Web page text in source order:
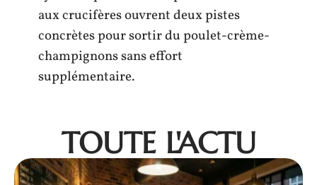
aux crucifères ouvrent deux pistes
concrètes pour sortir du poulet-crème-
champignons sans effort
supplémentaire.
TOUTE L'ACTU